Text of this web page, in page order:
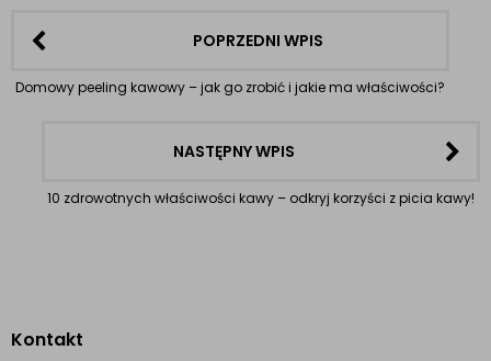
POPRZEDNI WPIS
Domowy peeling kawowy – jak go zrobić i jakie ma właściwości?
NASTĘPNY WPIS
10 zdrowotnych właściwości kawy – odkryj korzyści z picia kawy!
Kontakt